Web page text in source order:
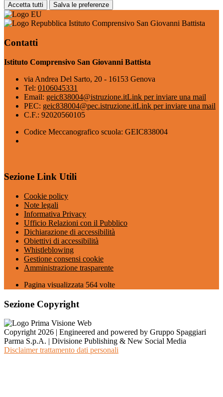
Accetta tutti Salva le preferenze
Istituto Comprensivo San Giovanni Battista
Contatti
Istituto Comprensivo San Giovanni Battista
via Andrea Del Sarto, 20 - 16153 Genova
Tel: 0106045331
Email: geic838004@istruzione.itLink per inviare una mail
PEC: geic838004@pec.istruzione.itLink per inviare una mail
C.F.: 92020560105
Codice Meccanografico scuola: GEIC838004
Sezione Link Utili
Cookie policy
Note legali
Informativa Privacy
Ufficio Relazioni con il Pubblico
Dichiarazione di accessibilità
Obiettivi di accessibilità
Whistleblowing
Gestione consensi cookie
Amministrazione trasparente
Pagina visualizzata 564 volte
Sezione Copyright
Copyright 2026 | Engineered and powered by Gruppo Spaggiari
Parma S.p.A. | Divisione Publishing & New Social Media
Disclaimer trattamento dati personali